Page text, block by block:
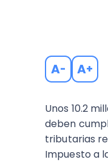
A- A+
Unos 10.2
deben
tributarias
Impuesto a